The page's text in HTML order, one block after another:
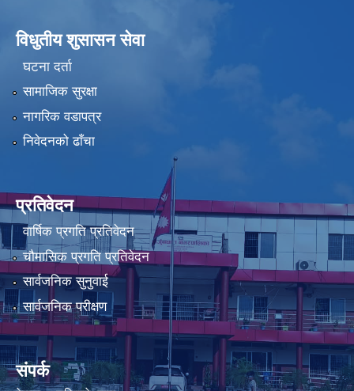
विधुतीय शुसासन सेवा
घटना दर्ता
सामाजिक सुरक्षा
नागरिक वडापत्र
निवेदनको ढाँचा
प्रतिवेदन
वार्षिक प्रगति प्रतिवेदन
चौमासिक प्रगति प्रतिवेदन
सार्वजनिक सुनुवाई
सार्वजनिक परीक्षण
संपर्क